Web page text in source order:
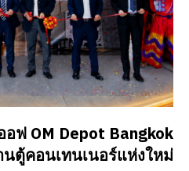
อฟ OM Depot Bangkok
นตู้คอนเทนเนอร์แห่งใหม่